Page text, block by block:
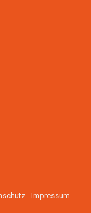
- Impressum -